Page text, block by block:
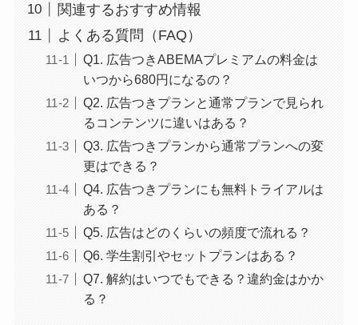
関連するおすすめ情報
よくある質問（FAQ）
Q1. 広告つきABEMAプレミアムの料金は
いつから680円になるの？
Q2. 広告つきプランと通常プランで見られ
るコンテンツに違いはある？
Q3. 広告つきプランから通常プランへの変
更はできる？
Q4. 広告つきプランにも無料トライアルは
ある？
Q5. 広告はどのくらいの頻度で流れる？
Q6. 学生割引やセットプランはある？
Q7. 解約はいつでもできる？違約金はかか
る？